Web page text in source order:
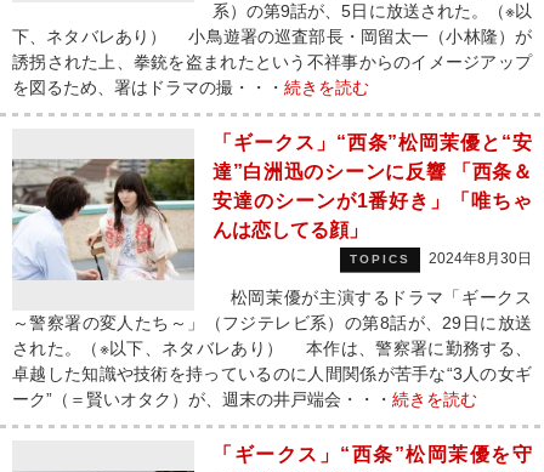
系）の第9話が、5日に放送された。（※以
下、ネタバレあり） 小鳥遊署の巡査部長・岡留太一（小林隆）が
誘拐された上、拳銃を盗まれたという不祥事からのイメージアップ
を図るため、署はドラマの撮・・・ 続きを読む
「ギークス」“西条”松岡茉優と“安
達”白洲迅のシーンに反響 「西条＆
安達のシーンが1番好き」「唯ちゃ
んは恋してる顔」
TOPICS 2024年8月30日
松岡茉優が主演するドラマ「ギークス
～警察署の変人たち～」（フジテレビ系）の第8話が、29日に放送
された。（※以下、ネタバレあり） 本作は、警察署に勤務する、
卓越した知識や技術を持っているのに人間関係が苦手な“3人の女ギ
ーク”（＝賢いオタク）が、週末の井戸端会・・・ 続きを読む
「ギークス」“西条”松岡茉優を守